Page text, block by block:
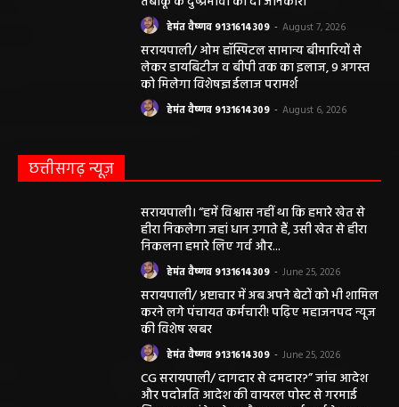
हेमंत वैष्णव 9131614309 - August 7, 2026
सरायपाली/ ओम हॉस्पिटल सामान्य बीमारियों से
लेकर डायबिटीज व बीपी तक का इलाज, 9 अगस्त
को मिलेगा विशेषज्ञ ईलाज परामर्श
हेमंत वैष्णव 9131614309 - August 6, 2026
छत्तीसगढ़ न्यूज़
सरायपाली। “हमें विश्वास नहीं था कि हमारे खेत से
हीरा निकलेगा जहां धान उगाते हैं, उसी खेत से हीरा
निकलना हमारे लिए गर्व और...
हेमंत वैष्णव 9131614309 - June 25, 2026
सरायपाली/ भ्रष्टाचार में अब अपने बेटों को भी शामिल
करने लगे पंचायत कर्मचारी! पढ़िए महाजनपद न्यूज
की विशेष खबर
हेमंत वैष्णव 9131614309 - June 25, 2026
CG सरायपाली/ दागदार से दमदार?” जांच आदेश
और पदोन्नति आदेश की वायरल पोस्ट से गरमाई